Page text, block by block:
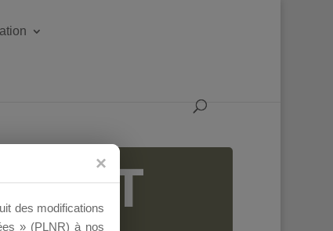
des modifications
» (PLNR) à nos